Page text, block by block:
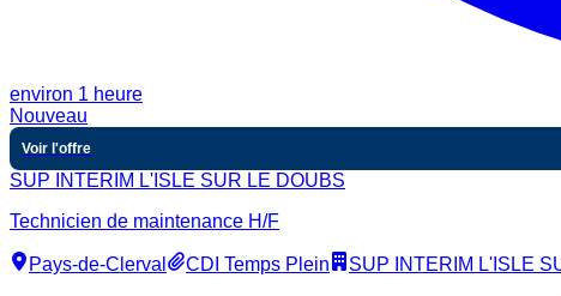
environ 1 heure
Nouveau
Voir l'offre
SUP INTERIM L'ISLE SUR LE DOUBS
Technicien de maintenance H/F
Pays-de-Clerval CDI Temps Plein SUP INTERIM L'ISLE